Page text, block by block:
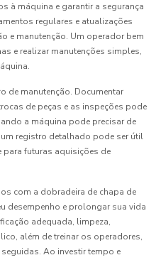
à máquina e garantir a segurança
regulares e atualizações
e manutenção. Um operador bem
e realizar manutenções simples,
de manutenção. Documentar
de peças e as inspeções pode
a máquina pode precisar de
registro detalhado pode ser útil
para futuras aquisições de
com a dobradeira de chapa de
desempenho e prolongar sua vida
adequada, limpeza,
além de treinar os operadores,
Ao investir tempo e